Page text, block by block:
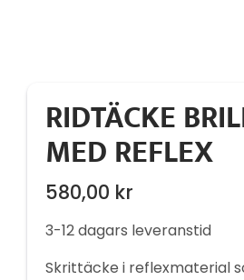
RIDTÄCKE
MED REFLEX
580,00 kr
3-12 dagars leveranstid
Skrittäcke i reflexmaterial